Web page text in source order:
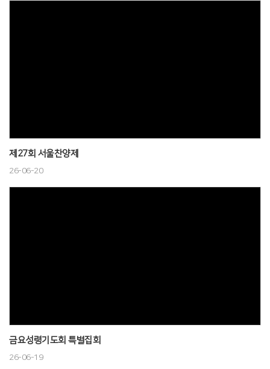
제27회 서울찬양제
26-06-20
금요성령기도회 특별집회
26-06-19